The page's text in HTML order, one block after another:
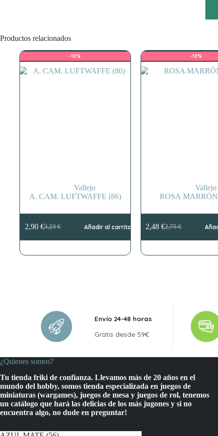
Productos relacionados
-10%
Vallejo
A. CAM. LUFTWAFFE (86)
3,23€
El
precio
era:
2,90 €El
precio
es:
Añadir al carrito
-10%
Vallejo
ROSA
2,75€
El
precio
era:
2,48€El
precio
es:
Envío 24-48 horas
Gratis desde 59€
¿Quienes somos?
Tu tienda friki de confianza. Llevamos más de 20 años en el
mundo del hobby, somos tienda especializada en juegos de
miniaturas (wargames), juegos de mesa y juegos de rol, tenemos
un catálogo que hará las delicias de los más jugones y si no
encuentra algo, no dude en preguntar!